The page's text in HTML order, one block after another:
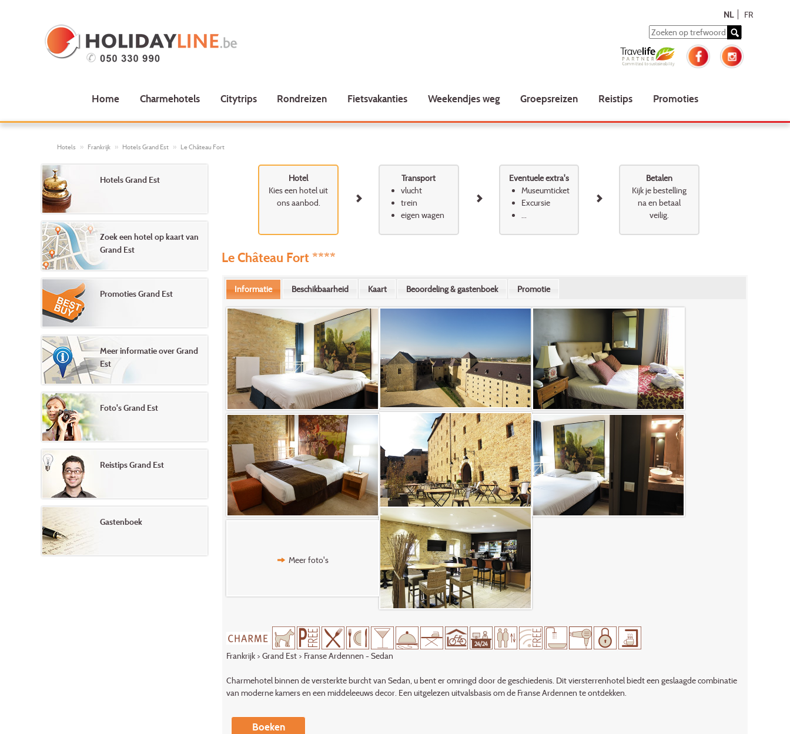
NL FR
Home Charmehotels Citytrips Rondreizen Fietsvakanties Weekendjes weg Groepsreizen Reistips Promoties
Hotels Frankrijk Hotels Grand Est Le Château Fort
Hotel
Kies een hotel uit
ons aanbod.
Transport
vlucht
trein
eigen wagen
Eventuele extra's
Museumticket
Excursie
Betalen
Kijk je bestelling
na en betaal
veilig.
Le Château Fort ****
Informatie Beschikbaarheid Kaart Beoordeling & gastenboek Promotie
Meer foto's
Frankrijk> Grand Est> Franse Ardennen - Sedan
Charmehotel binnen de versterkte burcht van Sedan, u bent er omringd door de geschiedenis. Dit viersterrenhotel biedt een geslaagde combinatie
van moderne kamers en een middeleeuws decor. Een uit­gelezen uitvalsbasis om de Franse Ardennen te ontdekken.
Boeken
Hotels Grand Est
Zoek een hotel op kaart van
Grand Est
Promoties Grand Est
Meer informatie over Grand
Est
Foto's Grand Est
Reistips Grand Est
Gastenboek